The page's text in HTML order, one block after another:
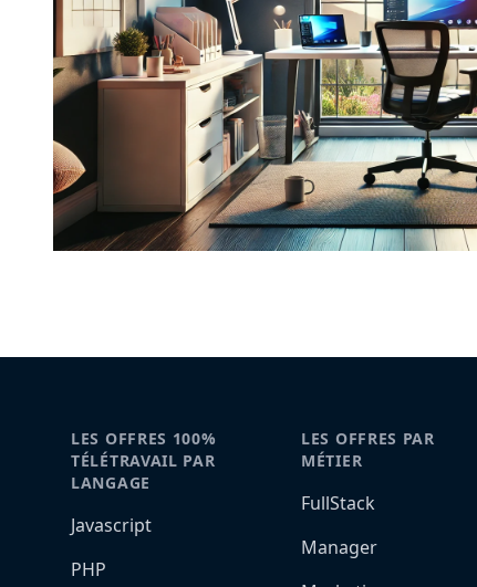
LES OFFRES 100%
TÉLÉTRAVAIL PAR
LANGAGE
Javascript
PHP
LES OFFRES PAR
MÉTIER
FullStack
Manager